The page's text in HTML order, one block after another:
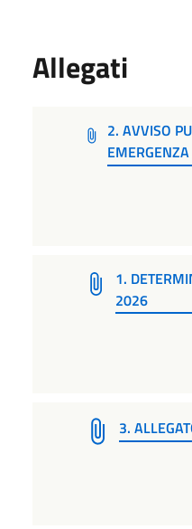
Allegati
2. AVVISO
1.
2026
3.